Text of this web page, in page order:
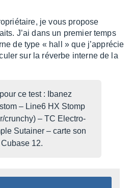
je vous propose
J’ai dans un premier temps
de type « hall » que j’ap­pré­cie
sur la réverbe interne de la
ce test : Ibanez
– Line6 HX Stomp
crun­chy) – TC Elec­tro­
Sutai­ner – carte son
12.